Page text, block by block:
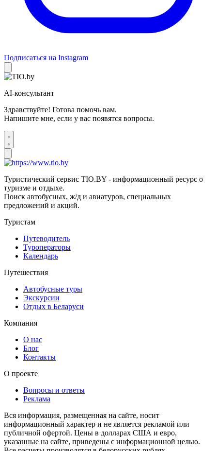
Подписаться на Instagram
AI-консультант
Здравствуйте! Готова помочь вам.
Напишите мне, если у вас появятся вопросы.
Туристический сервис TIO.BY - информационный ресурс о
туризме и отдыхе.
Поиск автобусных, ж/д и авиатуров, специальных
предложений и акций.
Туристам
Путеводитель
Туроператоры
Календарь
Путешествия
Автобусные туры
Экскурсии
Отдых в Беларуси
Компания
О нас
Блог
Контакты
О проекте
Вопросы и ответы
Реклама
Вся информация, размещенная на сайте, носит
информационный характер и не является рекламой или
публичной офертой. Цены в долларах США и евро,
указанные на сайте, приведены с информационной целью.